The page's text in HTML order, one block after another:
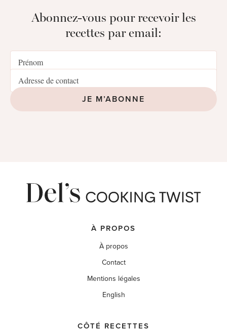
Abonnez-vous pour recevoir les
recettes par email:
JE M’ABONNE
À PROPOS
À propos
Contact
Mentions légales
English
CÔTÉ RECETTES